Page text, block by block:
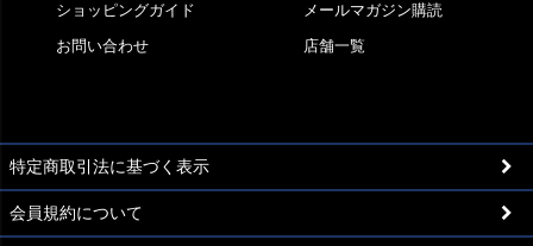
ショッピングガイド
お問い合わせ
メールマガジン購読
店舗一覧
特定商取引法に基づく表示
会員規約について